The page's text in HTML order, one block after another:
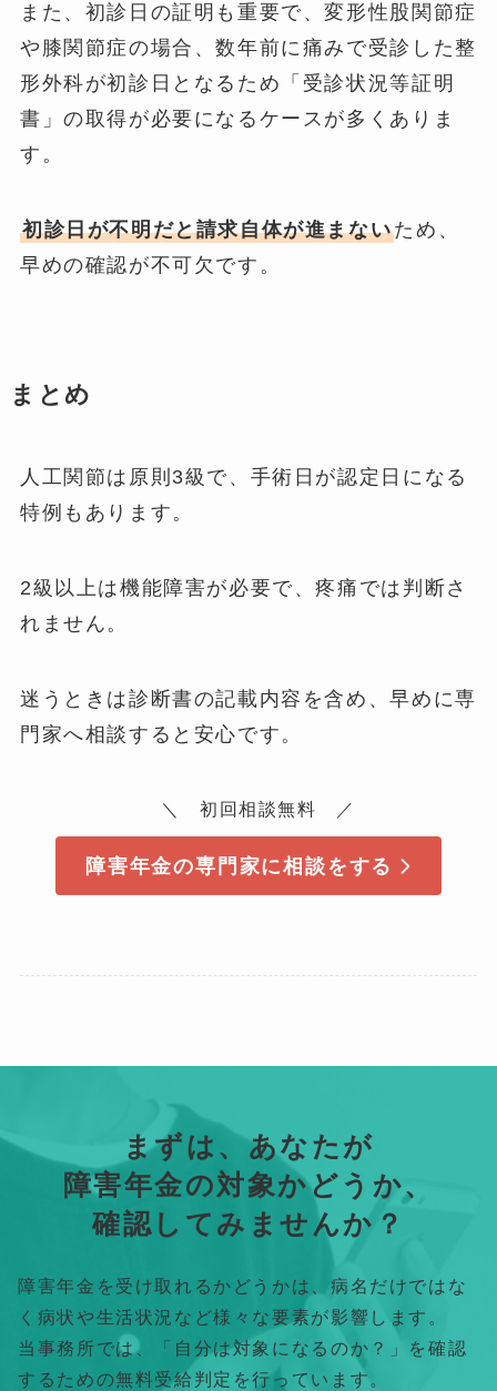
また、初診日の証明も重要で、変形性股関節症
や膝関節症の場合、数年前に痛みで受診した整
形外科が初診日となるため「受診状況等証明
書」の取得が必要になるケースが多くありま
す。
初診日が不明だと請求自体が進まないため、
早めの確認が不可欠です。
まとめ
人工関節は原則3級で、手術日が認定日になる
特例もあります。
2級以上は機能障害が必要で、疼痛では判断さ
れません。
迷うときは診断書の記載内容を含め、早めに専
門家へ相談すると安心です。
＼ 初回相談無料 ／
障害年金の専門家に相談をする
まずは、あなたが
障害年金の対象かどうか、
確認してみませんか？
障害年金を受け取れるかどうかは、病名だけではな
く病状や生活状況など様々な要素が影響します。
当事務所では、「自分は対象になるのか？」を確認
するための無料受給判定を行っています。